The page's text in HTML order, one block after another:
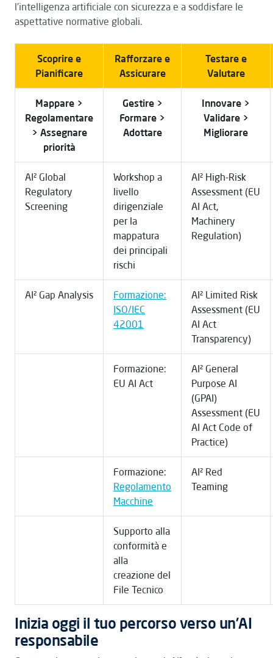
l’intelligenza artificiale con sicurezza e a soddisfare le
aspettative normative globali.
Scoprire e
Pianificare​
Rafforzare e
Assicurare​
Testare e
Valutare​
Mappare >
Regolamentare
> Assegnare
priorità​
Gestire >
Formare >
Adottare​
Innovare >
Validare >
Migliorare​
AI² Global
Regulatory
Screening
Workshop a
livello
dirigenziale
per la
mappatura
dei principali
rischi
AI² High-Risk
Assessment (EU
AI Act,
Machinery
Regulation)
AI² Gap Analysis
Formazione:
ISO/IEC
42001
AI² Limited Risk
Assessment (EU
AI Act
Transparency)
Formazione:
EU AI Act
AI² General
Purpose AI
(GPAI)
Assessment (EU
AI Act Code of
Practice)
Formazione:
Regolamento
Macchine
AI² Red
Teaming
Supporto alla
conformità e
alla
creazione del
File Tecnico
Inizia oggi il tuo percorso verso un’AI
responsabile